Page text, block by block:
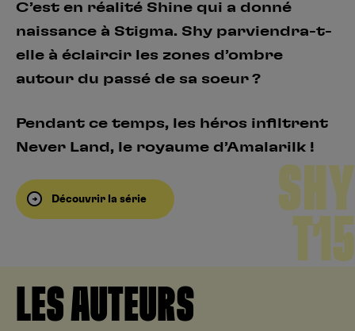
C’est en réalité Shine qui a donné
naissance à Stigma. Shy parviendra-t-
elle à éclaircir les zones d’ombre
autour du passé de sa soeur ?
Pendant ce temps, les héros infiltrent
Never Land, le royaume d’Amalarilk !
Découvrir la série
SHY
T15
LES AUTEURS